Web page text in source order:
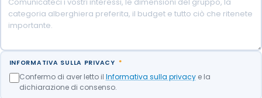
INFORMATIVA SULLA PRIVACY *
Confermo di aver letto il Informativa sulla privacye la
dichiarazione di consenso.